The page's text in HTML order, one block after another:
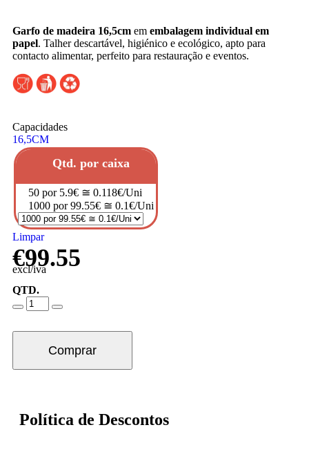
Garfo de madeira 16,5cm em embalagem individual em
papel. Talher descartável, higiénico e ecológico, apto para
contacto alimentar, perfeito para restauração e eventos.
Capacidades
16,5CM
Qtd. por caixa
50 por 5.9€ ≅ 0.118€/Uni
1000 por 99.55€ ≅ 0.1€/Uni
Limpar
€99.55
excl/iva
QTD.
Comprar
Política de Descontos